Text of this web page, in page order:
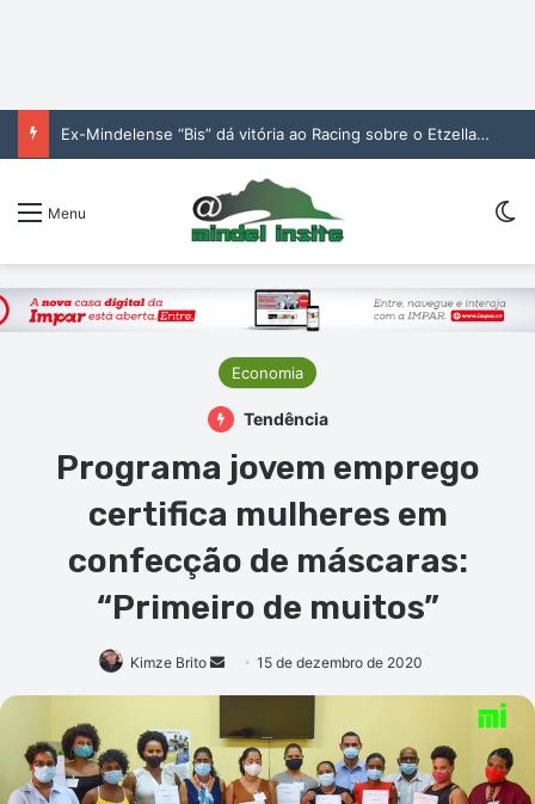
Ex-Mindelense “Bis” dá vitória ao Racing sobre o Etzella Ettelbruck no Luxemburgo
Menu
Economia
Tendência
Programa jovem emprego
certifica mulheres em
confecção de máscaras:
“Primeiro de muitos”
Kimze Brito
Mande
mail
15 de dezembro de 2020